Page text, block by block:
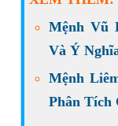
Mệnh Vũ
Và Ý
Mệnh
Phân Tích